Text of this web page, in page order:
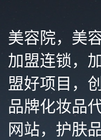
美容院，美
加盟连锁，
盟好项目，
品牌化妆品
网站，护肤